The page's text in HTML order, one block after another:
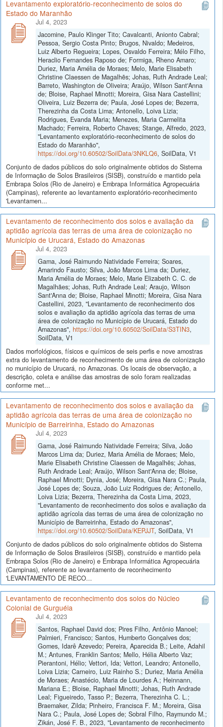
Levantamento exploratório-reconhecimento de solos do
Estado do Maranhão
Jul 4, 2023
Jacomine, Paulo Klinger Tito; Cavalcanti, Anionto Cabral;
Pessoa, Sergio Costa Pinto; Brugos, Nivaldo; Medeiros,
Luiz Alberto Regueira; Lopes, Osvaldo Ferreira; Mélo Filho,
Heraclio Fernandes Raposo de; Formiga, Rheno Amaro;
Duriez, Maria Amélia de Moraes; Melo, Marie Elisabeth
Christine Claessen de Magalhẽs; Johas, Ruth Andrade Leal;
Barreto, Washington de Oliveira; Araújo, Wilson Sant'Anna
de; Bloise, Raphael Minotti; Moreira, Gisa Nara Castellini;
Oliveira, Luiz Bezerra de; Paula, José Lopes de; Bezerra,
Therezinha da Costa Lima; Antonello, Loiva Lizia;
Rodrigues, Evanda Maria; Menezes, Maria Carmelita
Machado; Ferreira, Roberto Chaves; Stange, Alfredo, 2023,
"Levantamento exploratório-reconhecimento de solos do
Estado do Maranhão",
https://doi.org/10.60502/SoilData/3NKLQ6, SoilData, V1
Conjunto de dados públicos do solo originalmente obtidos do Sistema
de Informação de Solos Brasileiros (SISB), construído e mantido pela
Embrapa Solos (Rio de Janeiro) e Embrapa Informática Agropecuária
(Campinas), referente ao levantamento exploratório-reconhecimento
'Levantamen...
Levantamento de reconhecimento dos solos e avaliação da
aptidão agrícola das terras de uma área de colonização no
Município de Urucará, Estado do Amazonas
Jul 4, 2023
Gama, José Raimundo Natividade Ferreira; Soares,
Amarindo Fausto; Silva, João Marcos Lima da; Duriez,
Maria Amélia de Moraes; Melo, Marie Elizabeth C. C. de
Magalhães; Johas, Ruth Andrade Leal; Araujo, Wilson
Sant'Anna de; Bloise, Raphael Minotti; Moreira, Gisa Nara
Castellini, 2023, "Levantamento de reconhecimento dos
solos e avaliação da aptidão agrícola das terras de uma
área de colonização no Município de Urucará, Estado do
Amazonas", https://doi.org/10.60502/SoilData/S3TIN3,
SoilData, V1
Dados morfológicos, físicos e químicos de seis perfis e nove amostras
extra do levantamento de reconhecimento de uma área de colonização
no município de Urucará, no Amazonas. Os locais de observação, a
descrição, coleta e análise das amostras de solo foram realizadas
conforme met...
Levantamento de reconhecimento dos solos e avaliação da
aptidão agrícola das terras de uma área de colonização no
Município de Barreirinha, Estado do Amazonas
Jul 4, 2023
Gama, José Raimundo Natividade Ferreira; Silva, João
Marcos Lima da; Duriez, Maria Amélia de Moraes; Melo,
Marie Elisabeth Christine Claessen de Magalhẽs; Johas,
Ruth Andrade Leal; Araújo, Wilson Sant'Anna de; Bloise,
Raphael Minotti; Dynia, José; Moreira, Gisa Nara C.; Paula,
José Lopes de; Souza, João Luiz Rodrigues de; Antonello,
Loiva Lizia; Bezerra, Therezinha da Costa Lima, 2023,
"Levantamento de reconhecimento dos solos e avaliação da
aptidão agrícola das terras de uma área de colonização no
Município de Barreirinha, Estado do Amazonas",
https://doi.org/10.60502/SoilData/KEPJJT, SoilData, V1
Conjunto de dados públicos do solo originalmente obtidos do Sistema
de Informação de Solos Brasileiros (SISB), construído e mantido pela
Embrapa Solos (Rio de Janeiro) e Embrapa Informática Agropecuária
(Campinas), referente ao levantamento de reconhecimento
'LEVANTAMENTO DE RECO...
Levantamento de reconhecimento dos solos do Núcleo
Colonial de Gurguéia
Jul 4, 2023
Santos, Raphael David dos; Pires Filho, Antônio Manoel;
Palmieri, Francisco; Santos, Humberto Gonçalves dos;
Gomes, Idarê Azevedo; Pereira, Aparecida B.; Leite, Adahil
M.; Antunes, Franklin Santos; Mello, Hélia Alberto Vaz;
Pierantoni, Hélio; Vettori, Ida; Vettori, Leandro; Antonello,
Loiva Lizia; Carneiro, Luiz Rainho S.; Duriez, Maria Amélia
de Moraes; Anastécio, Maria de Lourdes A.; Heinnann,
Mariana E.; Bloise, Raphael Minotti; Johas, Ruth Andrade
Leal; Figueiredo, Tasso P.; Bezerra, Therezinha C. L.;
Braemaker, Zilda; Pinheiro, Francisca F. M.; Moreira, Gisa
Nara C.; Paula, José Lopes de; Sobral Filho, Raymundo M.;
Zikán, José F. B., 2023, "Levantamento de reconhecimento